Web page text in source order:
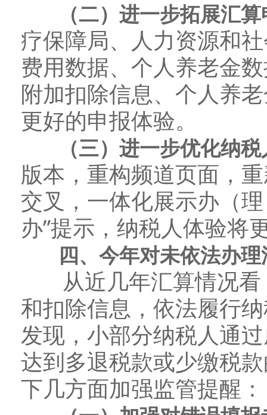
（二）进一步拓展汇算
疗保障局、人力资源和
费用数据、个人养老金
附加扣除信息、个人养
更好的申报体验。
（三）进一步优化纳税
版本，重构频道页面，
交叉，一体化展示办（
办”提示，纳税人体验将
四、今年对未依法办理
从近几年汇算情况看
和扣除信息，依法履行
发现，小部分纳税人通
达到多退税款或少缴税
下几方面加强监管提醒：